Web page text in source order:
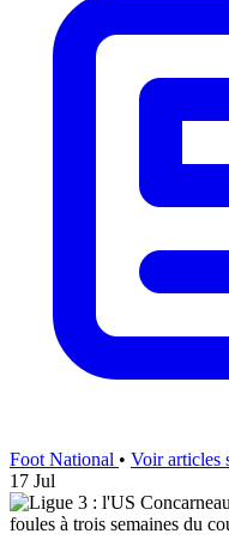
Foot National • Voir articles
17 Jul